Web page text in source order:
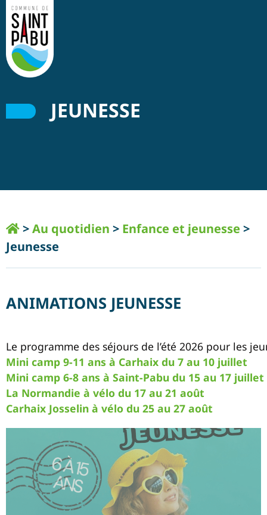
JEUNESSE
>Au quotidien > Enfance et jeunesse >
Jeunesse
ANIMATIONS JEUNESSE
Le programme des séjours de l’été 2026 pour les
Mini camp 9-11 ans à Carhaix du 7 au 10 juillet
Mini camp 6-8 ans à Saint-Pabu du 15 au 17
La Normandie à vélo du 17 au 21 août
Carhaix Josselin à vélo du 25 au 27 août